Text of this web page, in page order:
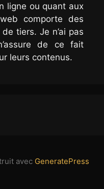
ligne ou quant aux
comporte des
tiers. Je n’ai pas
de ce fait
leurs contenus.
avec GeneratePress